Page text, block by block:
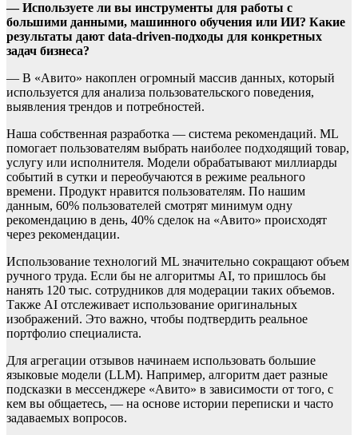
— Используете ли вы инструменты для работы с
большими данными, машинного обучения или ИИ? Какие
результаты дают data-driven-подходы для конкретных
задач бизнеса?
— В «Авито» накоплен огромный массив данных, который
используется для анализа пользовательского поведения,
выявления трендов и потребностей.
Наша собственная разработка — система рекомендаций. ML
помогает пользователям выбрать наиболее подходящий товар,
услугу или исполнителя. Модели обрабатывают миллиарды
событий в сутки и переобучаются в режиме реального
времени. Продукт нравится пользователям. По нашим
данным, 60% пользователей смотрят минимум одну
рекомендацию в день, 40% сделок на «Авито» происходят
через рекомендации.
Использование технологий ML значительно сокращают объем
ручного труда. Если бы не алгоритмы AI, то пришлось бы
нанять 120 тыс. сотрудников для модерации таких объемов.
Также AI отслеживает использование оригинальных
изображений. Это важно, чтобы подтвердить реальное
портфолио специалиста.
Для агрегации отзывов начинаем использовать большие
языковые модели (LLM). Например, алгоритм дает разные
подсказки в мессенджере «Авито» в зависимости от того, с
кем вы общаетесь, — на основе истории переписки и часто
задаваемых вопросов.